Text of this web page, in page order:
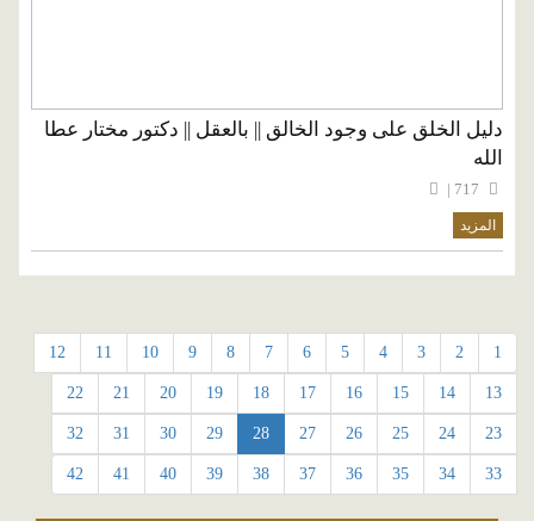
دليل الخلق على وجود الخالق || بالعقل || دكتور مختار عطا
الله
المزيد
1
2
3
4
5
6
7
8
9
10
11
12
13
14
15
16
17
18
19
20
21
22
23
24
25
26
27
28
29
30
31
32
33
34
35
36
37
38
39
40
41
42